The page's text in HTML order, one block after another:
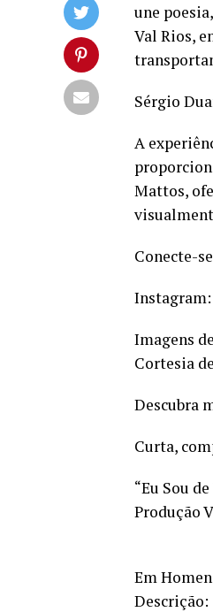
une
Val Rios,
Sérgio
A
Mattos,
Conecte-
Imagens
Cortesia
Descubra
Curta,
“Eu Sou
Produção
Em
Descrição: